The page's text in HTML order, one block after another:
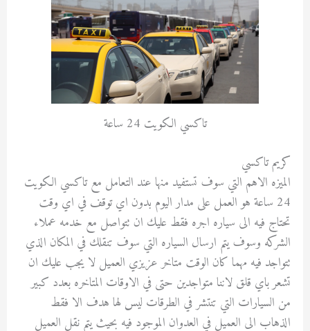
تاكسي الكويت 24 ساعة
كريم تاكسي
الميزه الاهم التي سوف تستفيد منها عند التعامل مع تاكسي الكويت
24 ساعة هو العمل على مدار اليوم بدون اي توقف في اي وقت
تحتاج فيه الى سياره اجره فقط عليك ان تتواصل مع خدمه عملاء
الشركه وسوف يتم ارسال السياره التي سوف تنقلك في المكان الذي
تتواجد فيه مهما كان الوقت متاخر عزيزي العميل لا يجب عليك ان
تشعر باي قلق لاننا متواجدين حتى في الاوقات المتاخره بعدد كبير
من السيارات التي تنتشر في الطرقات ليس لها هدف الا فقط
الذهاب الى العميل في العدوان الموجود فيه بحيث يتم نقل العميل